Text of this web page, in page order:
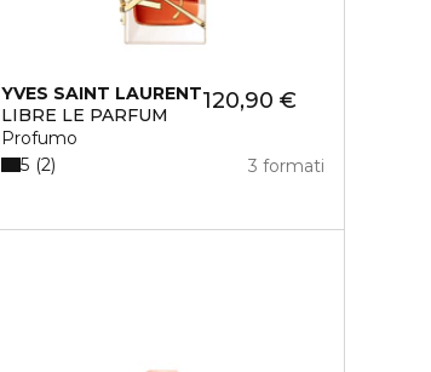
YVES SAINT LAURENT
LIBRE LE PARFUM
Profumo
120,90 €
3 formati
5 2